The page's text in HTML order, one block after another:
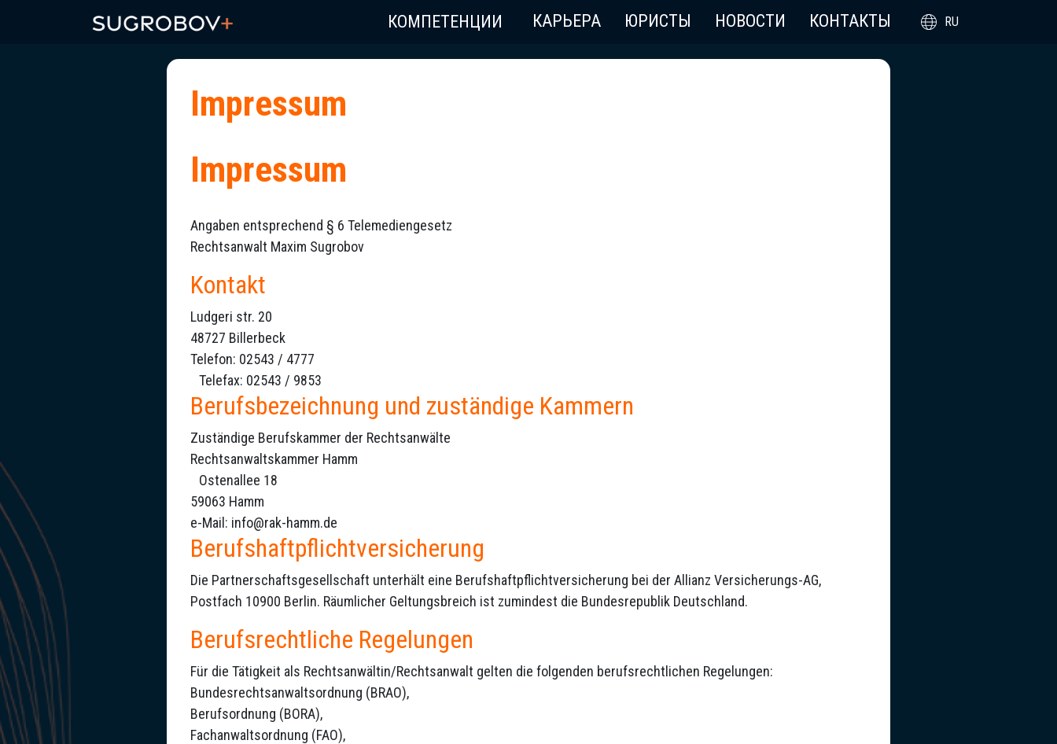
КОМПЕТЕНЦИИ КАРЬЕРА ЮРИСТЫ НОВОСТИ КОНТАКТЫ RU
Impressum
Impressum
Angaben entsprechend § 6 Telemediengesetz
Rechtsanwalt Maxim Sugrobov
Kontakt
Ludgeri str. 20
48727 Billerbeck
Telefon: 02543 / 4777
Telefax: 02543 / 9853
Berufsbezeichnung und zuständige Kammern
Zuständige Berufskammer der Rechtsanwälte
Rechtsanwaltskammer Hamm
Ostenallee 18
59063 Hamm
e-Mail: info@rak-hamm.de
Berufshaftpflichtversicherung
Die Partnerschaftsgesellschaft unterhält eine Berufshaftpflichtversicherung bei der Allianz Versicherungs-AG,
Postfach 10900 Berlin. Räumlicher Geltungsbreich ist zumindest die Bundesrepublik Deutschland.
Berufsrechtliche Regelungen
Für die Tätigkeit als Rechtsanwältin/Rechtsanwalt gelten die folgenden berufsrechtlichen Regelungen:
Bundesrechtsanwaltsordnung (BRAO),
Berufsordnung (BORA),
Fachanwaltsordnung (FAO),